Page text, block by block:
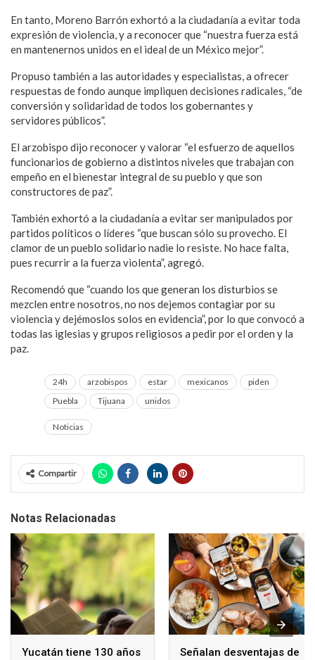
En tanto, Moreno Barrón exhortó a la ciudadanía a evitar toda
expresión de violencia, y a reconocer que “nuestra fuerza está
en mantenernos unidos en el ideal de un México mejor”.
Propuso también a las autoridades y especialistas, a ofrecer
respuestas de fondo aunque impliquen decisiones radicales, “de
conversión y solidaridad de todos los gobernantes y
servidores públicos”.
El arzobispo dijo reconocer y valorar “el esfuerzo de aquellos
funcionarios de gobierno a distintos niveles que trabajan con
empeño en el bienestar integral de su pueblo y que son
constructores de paz”.
También exhortó a la ciudadanía a evitar ser manipulados por
partidos políticos o líderes “que buscan sólo su provecho. El
clamor de un pueblo solidario nadie lo resiste. No hace falta,
pues recurrir a la fuerza violenta”, agregó.
Recomendó que “cuando los que generan los disturbios se
mezclen entre nosotros, no nos dejemos contagiar por su
violencia y dejémoslos solos en evidencia”, por lo que convocó a
todas las iglesias y grupos religiosos a pedir por el orden y la
paz.
24h arzobispos estar mexicanos
piden
Puebla
Tijuana unidos
Noticias
Compartir
Notas Relacionadas
Yucatán tiene 130 años
Señalan desventajas de